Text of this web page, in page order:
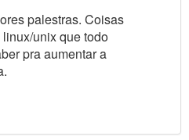
palestras. Coisas
unix que todo
pra aumentar a